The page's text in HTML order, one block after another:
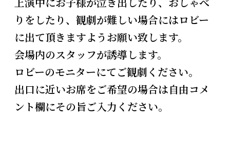
りをしたり、観劇が難しい場合にはロビー
に出て頂きますようお願い致します。
会場内のスタッフが誘導します。
ロビーのモニターにてご観劇ください。
出口に近いお席をご希望の場合は自由コメ
ント欄にその旨ご入力ください。